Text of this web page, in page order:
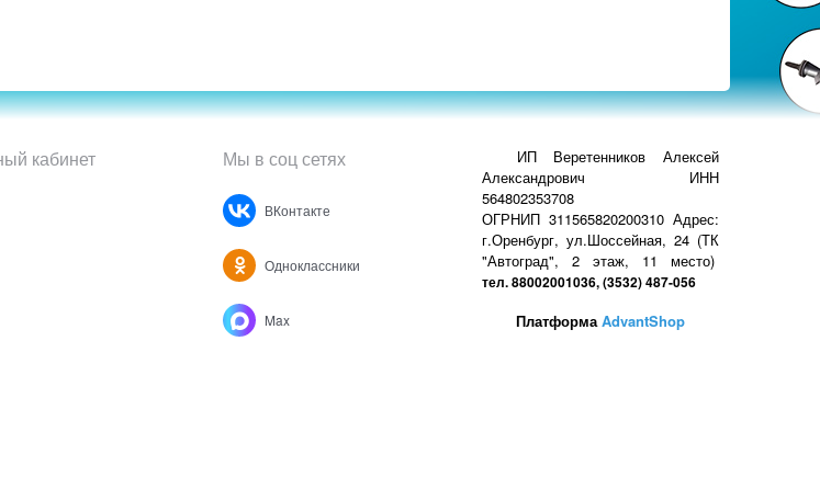
кабинет Мы в соц сетях
ВКонтакте
Одноклассники
Max
ИП Веретенников Алексей
Александрович ИНН
564802353708
ОГРНИП 311565820200310 Адрес:
г.Оренбург, ул.Шоссейная, 24 (ТК
"Автоград", 2 этаж, 11 место)
тел. 88002001036, (3532) 487-056
ПлатформаAdvantShop